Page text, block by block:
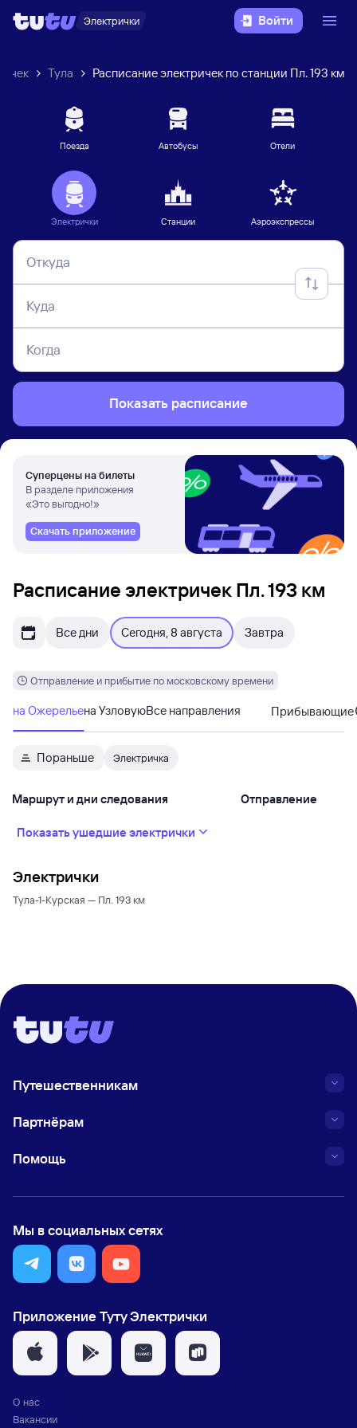
Электрички Войти
Тула Расписание электричек по станции Пл. 193 км
Поезда Автобусы Отели
Электрички Станции Аэроэкспрессы
Откуда
Куда
Когда
Показать расписание
Суперцены на билеты
В разделе приложения
«Это выгодно!»
Скачать приложение
Расписание электричек Пл. 193 км
Все дни Сегодня, 8 августа Завтра
Отправление и прибытие по московскому времени
на Ожерельена УзловуюВсе направления Прибывающие
Пораньше Электричка
Маршрут и дни следования Отправление
Показать ушедшие электрички
Электрички
Тула-1-Курская — Пл. 193 км
Путешественникам
Партнёрам
Помощь
Мы в социальных сетях
Приложение Туту Электрички
О нас
Вакансии